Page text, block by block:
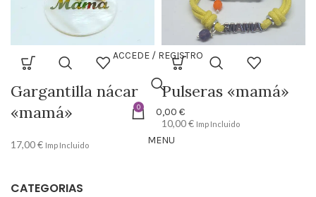
ACCEDE / REGISTRO
0 0,00 €
MENU
CATEGORIAS
Gargantilla nácar
«mamá»
17,00€ Imp Incluido
Pulseras «mamá»
10,00€ Imp Incluido